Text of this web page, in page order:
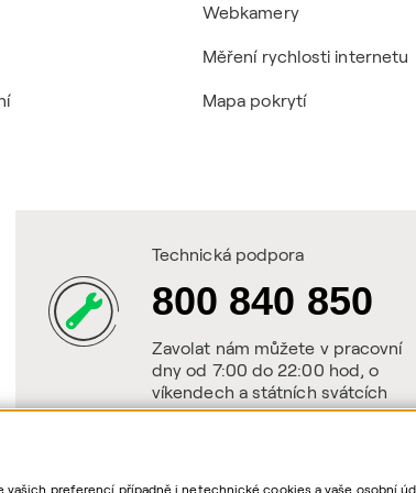
vašich preferencí případně i netechnické cookies a vaše osobní
Webkamery
Měření rychlosti internetu
Mapa pokrytí
Technická podpora
800 840 850
Zavolat nám můžete v pracovní
dny od 7:00 do 22:00 hod, o
víkendech a státních svátcích
od 8:00 do 20:00 hod.